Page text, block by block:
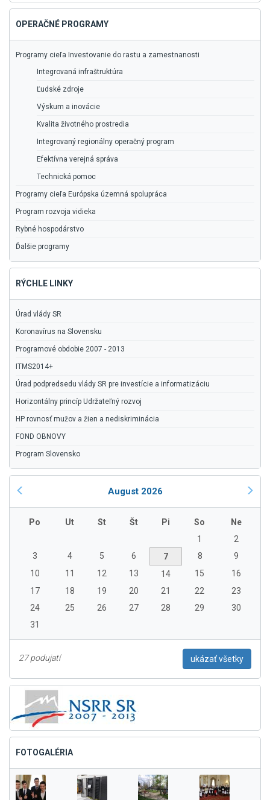
OPERAČNÉ PROGRAMY
Programy cieľa Investovanie do rastu a zamestnanosti
Integrovaná infraštruktúra
Ľudské zdroje
Výskum a inovácie
Kvalita životného prostredia
Integrovaný regionálny operačný program
Efektívna verejná správa
Technická pomoc
Programy cieľa Európska územná spolupráca
Program rozvoja vidieka
Rybné hospodárstvo
Ďalšie programy
RÝCHLE LINKY
Úrad vlády SR
Koronavírus na Slovensku
Programové obdobie 2007 - 2013
ITMS2014+
Úrad podpredsedu vlády SR pre investície a informatizáciu
Horizontálny princíp Udržateľný rozvoj
HP rovnosť mužov a žien a nediskriminácia
FOND OBNOVY
Program Slovensko
August 2026
Po Ut St Št Pi So
Ne
1
2
3
4 5 6 7 8
9
10
11 12 13 14 15
16
17
18 19 20 21 22
23
24
25 26 27 28 29
30
31
27 podujatí ukázať všetky
FOTOGALÉRIA